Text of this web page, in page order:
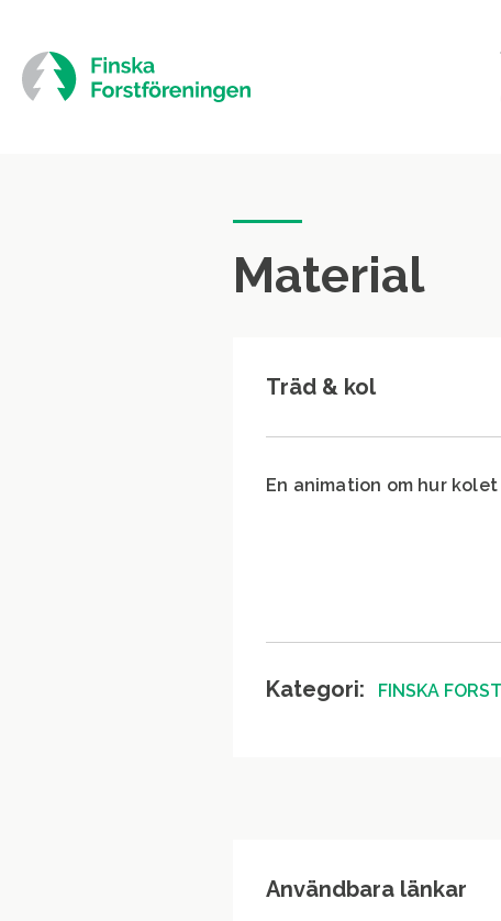
sisältöön
Material
Träd & kol
En animation om hur
Kategori: FINSKA
Användbara länkar